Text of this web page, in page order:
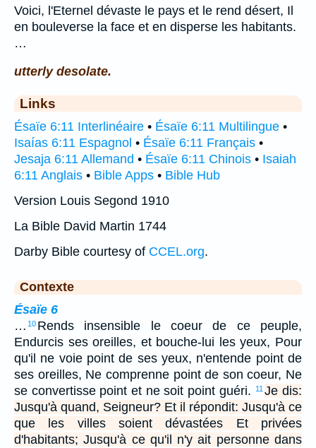
Voici, l'Eternel dévaste le pays et le rend désert, Il
en bouleverse la face et en disperse les habitants.
…
utterly desolate.
Links
Ésaïe 6:11 Interlinéaire • Ésaïe 6:11 Multilingue •
Isaías 6:11 Espagnol • Ésaïe 6:11 Français •
Jesaja 6:11 Allemand • Ésaïe 6:11 Chinois • Isaiah
6:11 Anglais • Bible Apps • Bible Hub
Version Louis Segond 1910
La Bible David Martin 1744
Darby Bible courtesy of CCEL.org.
Contexte
Ésaïe 6
… 10 Rends insensible le coeur de ce peuple,
Endurcis ses oreilles, et bouche-lui les yeux, Pour
qu'il ne voie point de ses yeux, n'entende point de
ses oreilles, Ne comprenne point de son coeur, Ne
se convertisse point et ne soit point guéri.
11 Je dis:
Jusqu'à quand, Seigneur? Et il répondit: Jusqu'à ce
que les villes soient dévastées Et privées
d'habitants; Jusqu'à ce qu'il n'y ait personne dans